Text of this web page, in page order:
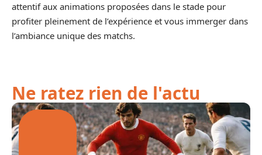
attentif aux animations proposées dans le stade pour
profiter pleinement de l’expérience et vous immerger dans
l’ambiance unique des matchs.
Ne ratez rien de l'actu